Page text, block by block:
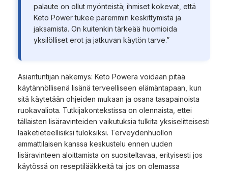
palaute on ollut myönteistä; ihmiset kokevat, että
Keto Power tukee paremmin keskittymistä ja
jaksamista. On kuitenkin tärkeää huomioida
yksilölliset erot ja jatkuvan käytön tarve.”
Asiantuntijan näkemys: Keto Powera voidaan pitää
käytännöllisenä lisänä terveelliseen elämäntapaan, kun
sitä käytetään ohjeiden mukaan ja osana tasapainoista
ruokavaliota. Tutkijakontekstissa on olennaista, ettei
tällaisten lisäravinteiden vaikutuksia tulkita yksiselitteisesti
lääketieteellisiksi tuloksiksi. Terveydenhuollon
ammattilaisen kanssa keskustelu ennen uuden
lisäravinteen aloittamista on suositeltavaa, erityisesti jos
käytössä on reseptilääkkeitä tai jos on olemassa